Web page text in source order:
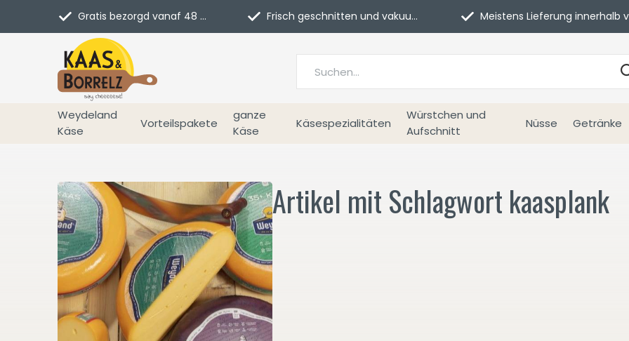
Weydeland
Käse
Vorteilspakete
ganze
Käse
Käsespezialitäten
Würstchen und
Aufschnitt
Nüsse Getränke
Gratis bezorgd vanaf 48 euro in NL Frisch geschnitten und vakuumverpackt. Meistens Lieferung innerhalb von 3 Tagen
Artikel mit Schlagwort kaasplank